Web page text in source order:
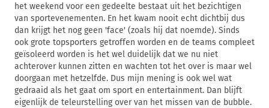
het weekend voor een gedeelte bestaat uit het bezichtigen
van sportevenementen. En het kwam nooit echt dichtbij dus
dan krijgt het nog geen 'face' (zoals hij dat noemde). Sinds
ook grote topsporters getroffen worden en de teams compleet
geïsoleerd worden is het wel duidelijk dat we nu niet
achterover kunnen zitten en wachten tot het over is maar wel
doorgaan met hetzelfde. Dus mijn mening is ook wel wat
gedraaid als het gaat om sport en entertainment. Dan blijft
eigenlijk de teleurstelling over van het missen van de bubble.